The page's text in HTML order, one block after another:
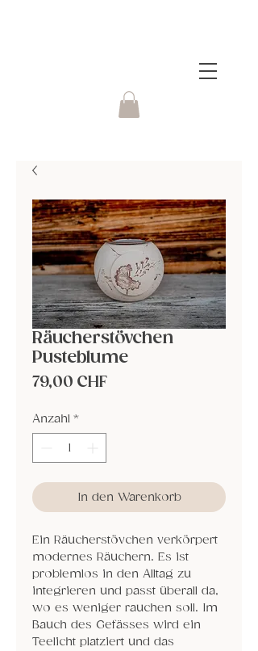
Räucherstövchen
Pusteblume
79,00 CHFPreis
Anzahl *
In den Warenkorb
Ein Räucherstövchen verkörpert
modernes Räuchern. Es ist
problemlos in den Alltag zu
integrieren und passt überall da,
wo es weniger rauchen soll. Im
Bauch des Gefässes wird ein
Teelicht platziert und das